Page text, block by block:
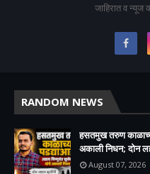
जाहिरात व
RANDOM NEWS
हसतमुख तरुण
अकाली निधन; दोन
August 07, 2026